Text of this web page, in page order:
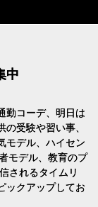
中
勤コーデ、明日は
の受験や習い事、
モデル、ハイセン
モデル、教育のプ
されるタイムリ
ックアップしてお